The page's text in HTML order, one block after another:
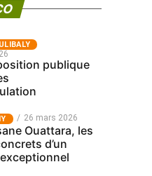
publique
26 mars 2026
Ouattara, les
d’un